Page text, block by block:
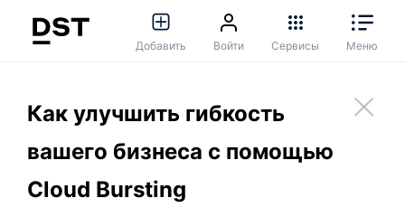
Добавить Войти Сервисы Меню
Как улучшить гибкость
вашего бизнеса с помощью
Cloud Bursting